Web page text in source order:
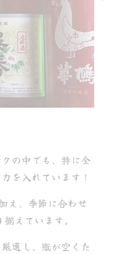
の中でも、特に全
を入れています！
え、季節に合わせ
えています。
選し、瓶が空くた